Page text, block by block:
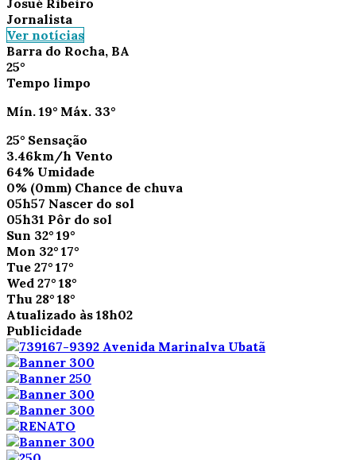
Jornalista
Ver notícias
Barra do Rocha, BA
25°
Tempo limpo
Mín. 19° Máx. 33°
25° Sensação
3.46km/h Vento
64% Umidade
0% (0mm) Chance de chuva
05h57 Nascer do sol
05h31 Pôr do sol
Sun 32° 19°
Mon 32° 17°
Tue 27° 17°
Wed 27° 18°
Thu 28° 18°
Atualizado às 18h02
Publicidade